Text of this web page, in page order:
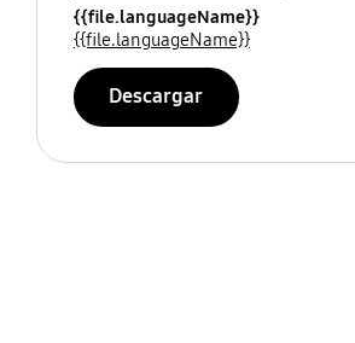
{{file.languageName}}
{{file.languageName}}
Descargar